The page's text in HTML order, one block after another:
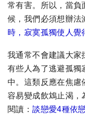
常有害。所以，當負
候，我們必須想辦法
時，寂寞孤獨使人覺
我通常不會建議大家
有些人為了逃避孤獨
中。這類反應在焦慮
容易變成飲鴆止渴，
閱讀：談戀愛4種依